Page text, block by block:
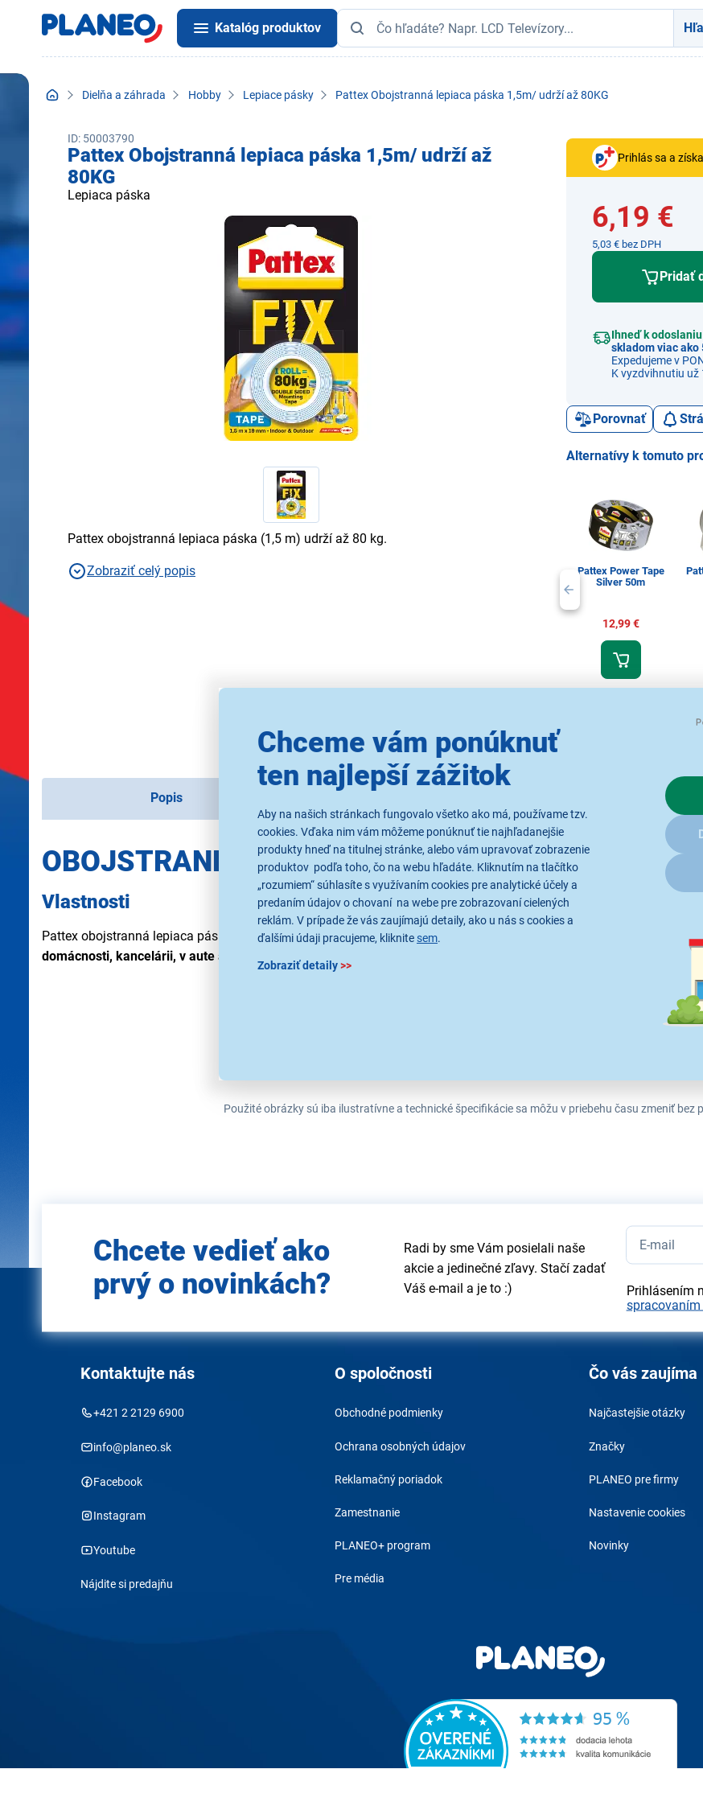
Chceme vám ponúknuť
ten najlepší zážitok
Aby na našich stránkach fungovalo všetko ako má, používame tzv.
cookies. Vďaka nim vám môžeme ponúknuť tie najhľadanejšie
produkty hneď na titulnej stránke, alebo vám upravovať zobrazenie
produktov podľa toho, čo na webu hľadáte. Kliknutím na tlačítko
„rozumiem“ súhlasíte s využívaním cookies pre analytické účely a
predaním údajov o chovaní na webe pre zobrazovaní cielených
reklám. V prípade že vás zaujímajú detaily, ako u nás s cookies a
ďalšími údaji pracujeme, kliknite sem.
Zobraziť detaily>>
Katalóg produktov
Dielňa a záhrada Hobby Lepiace pásky Pattex Obojstranná lepiaca páska 1,5m/ udrží až 80KG
ID: 50003790
Pattex Obojstranná lepiaca páska 1,5m/ udrží až
80KG
Lepiaca páska
Pattex obojstranná lepiaca páska (1,5 m) udrží až 80 kg.
Zobraziť celý popis
Prihlás sa a
6,19 €
5,03 € bez DPH
Pridať
Ihneď k odoslaniu
skladom viac ako
Expedujeme v
K vyzdvihnutiu už
Porovnať
Alternatívy k tomuto
Pattex Power Tape
Silver 50m
12,99 €
Popis Recenzie
OBOJSTRANNÁ LEP. PÁSKA 1,5M/80KG PATTEX
Vlastnosti
Pattex obojstranná lepiaca páska (1,5 m) udrží až 80 kg. Na lepenieväčšiny materiálov
domácnosti, kancelárii, v aute a pod.
Vhodná na použitie v interiéri aj exteriéri.
Použité obrázky sú iba ilustratívne a technické špecifikácie sa môžu v priebehu času zmeniť bez
e-mail
Chcete vedieť ako
prvý o novinkách?
Radi by sme Vám posielali naše
akcie a jedinečné zľavy. Stačí zadať
Váš e-mail a je to :)
Prihlásením
Kontaktujte nás
+421 2 2129 6900
info@planeo.sk
Facebook
Instagram
Youtube
Nájdite si predajňu
O spoločnosti
Obchodné podmienky
Ochrana osobných údajov
Reklamačný poriadok
Zamestnanie
PLANEO+ program
Pre média
Čo vás zaujíma
Najčastejšie otázky
Značky
PLANEO pre firmy
Nastavenie cookies
Novinky